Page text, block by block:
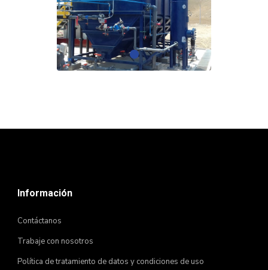
Información
Contáctanos
Trabaje con nosotros
Política de tratamiento de datos y condiciones de uso